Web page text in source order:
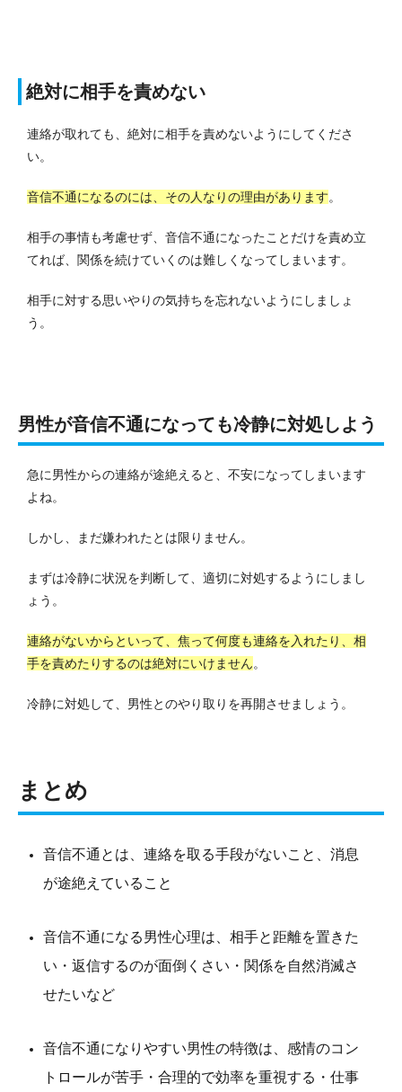
絶対に相手を責めない
連絡が取れても、絶対に相手を責めないようにしてくださ
い。
音信不通になるのには、その人なりの理由があります。
相手の事情も考慮せず、音信不通になったことだけを責め立
てれば、関係を続けていくのは難しくなってしまいます。
相手に対する思いやりの気持ちを忘れないようにしましょ
う。
男性が音信不通になっても冷静に対処しよう
急に男性からの連絡が途絶えると、不安になってしまいます
よね。
しかし、まだ嫌われたとは限りません。
まずは冷静に状況を判断して、適切に対処するようにしまし
ょう。
連絡がないからといって、焦って何度も連絡を入れたり、相
手を責めたりするのは絶対にいけません。
冷静に対処して、男性とのやり取りを再開させましょう。
まとめ
音信不通とは、連絡を取る手段がないこと、消息
が途絶えていること
音信不通になる男性心理は、相手と距離を置きた
い・返信するのが面倒くさい・関係を自然消滅さ
せたいなど
音信不通になりやすい男性の特徴は、感情のコン
トロールが苦手・合理的で効率を重視する・仕事